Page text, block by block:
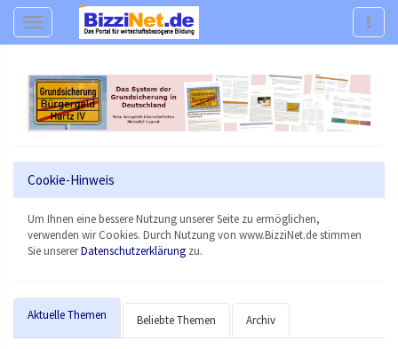
Navigation
Cookie-Hinweis
Um Ihnen eine bessere Nutzung unserer Seite zu ermöglichen,
verwenden wir Cookies. Durch Nutzung von www.BizziNet.de stimmen
Sie unsererDatenschutzerklärung zu.
Aktuelle Themen Beliebte Themen Archiv